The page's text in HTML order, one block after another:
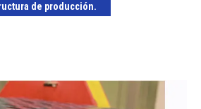
de producción.